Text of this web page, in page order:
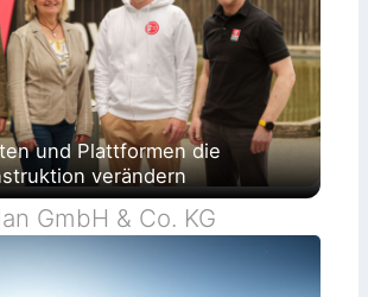
und Plattformen die
verändern
GmbH & Co. KG